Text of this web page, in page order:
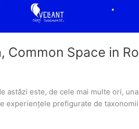
Common Space in
astăzi este, de cele mai multe ori,
experiențele prefigurate de